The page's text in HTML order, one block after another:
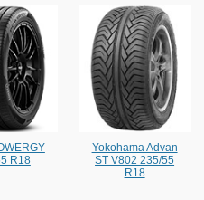
R18
Yokohama Advan
ST V802 235/55
R18